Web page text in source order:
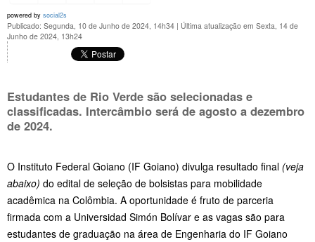
powered by social2s
Publicado: Segunda, 10 de Junho de 2024, 14h34 | Última atualização em Sexta, 14 de
Junho de 2024, 13h24
Estudantes de Rio Verde são selecionadas e
classificadas. Intercâmbio será de agosto a dezembro
de 2024.
O Instituto Federal Goiano (IF Goiano) divulga resultado final (veja
abaixo) do edital de seleção de bolsistas para mobilidade
acadêmica na Colômbia. A oportunidade é fruto de parceria
firmada com a Universidad Simón Bolívar e as vagas são para
estudantes de graduação na área de Engenharia do IF Goiano